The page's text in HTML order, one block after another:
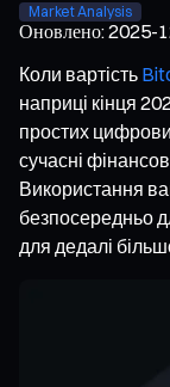
Market Analysis
Оновлено:2025-
Коли вартість
наприці кінця
простих
сучасні
Використання
безпосередньо
для дедалі